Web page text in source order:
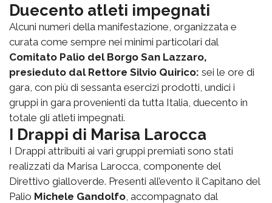
Duecento atleti impegnati
Alcuni numeri della manifestazione, organizzata e
curata come sempre nei minimi particolari dal
Comitato Palio del Borgo San Lazzaro,
presieduto dal Rettore Silvio Quirico: sei le ore di
gara, con più di sessanta esercizi prodotti, undici i
gruppi in gara provenienti da tutta Italia, duecento in
totale gli atleti impegnati.
I Drappi di Marisa Larocca
I Drappi attribuiti ai vari gruppi premiati sono stati
realizzati da Marisa Larocca, componente del
Direttivo gialloverde. Presenti all’evento il Capitano del
Palio Michele Gandolfo , accompagnato dal